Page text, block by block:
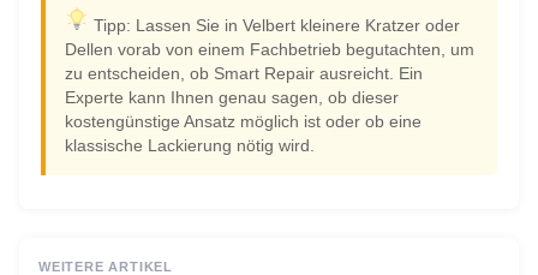
Tipp: Lassen Sie in Velbert kleinere Kratzer oder
Dellen vorab von einem Fachbetrieb begutachten, um
zu entscheiden, ob Smart Repair ausreicht. Ein
Experte kann Ihnen genau sagen, ob dieser
kostengünstige Ansatz möglich ist oder ob eine
klassische Lackierung nötig wird.
WEITERE ARTIKEL